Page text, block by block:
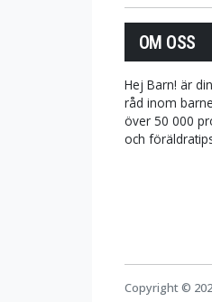
OM OSS
Hej Barn! är
råd inom
över 50 000
och
Copyright ©